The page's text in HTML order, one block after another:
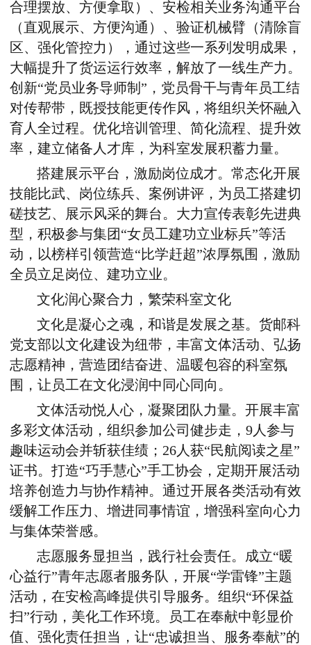
合理摆放、方便拿取）、安检相关业务沟通平台
（直观展示、方便沟通）、验证机械臂（清除盲
区、强化管控力），通过这些一系列发明成果，
大幅提升了货运运行效率，解放了一线生产力。
创新“党员业务导师制”，党员骨干与青年员工结
对传帮带，既授技能更传作风，将组织关怀融入
育人全过程。优化培训管理、简化流程、提升效
率，建立储备人才库，为科室发展积蓄力量。
搭建展示平台，激励岗位成才。常态化开展
技能比武、岗位练兵、案例讲评，为员工搭建切
磋技艺、展示风采的舞台。大力宣传表彰先进典
型，积极参与集团“女员工建功立业标兵”等活
动，以榜样引领营造“比学赶超”浓厚氛围，激励
全员立足岗位、建功立业。
文化润心聚合力，繁荣科室文化
文化是凝心之魂，和谐是发展之基。货邮科
党支部以文化建设为纽带，丰富文体活动、弘扬
志愿精神，营造团结奋进、温暖包容的科室氛
围，让员工在文化浸润中同心同向。
文体活动悦人心，凝聚团队力量。开展丰富
多彩文体活动，组织参加公司健步走，9人参与
趣味运动会并斩获佳绩；26人获“民航阅读之星”
证书。打造“巧手慧心”手工协会，定期开展活动
培养创造力与协作精神。通过开展各类活动有效
缓解工作压力、增进同事情谊，增强科室向心力
与集体荣誉感。
志愿服务显担当，践行社会责任。成立“暖
心益行”青年志愿者服务队，开展“学雷锋”主题
活动，在安检高峰提供引导服务。组织“环保益
扫”行动，美化工作环境。员工在奉献中彰显价
值、强化责任担当，让“忠诚担当、服务奉献”的